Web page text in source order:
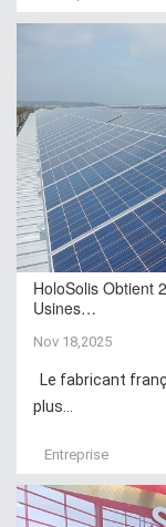
HoloSolis Obtient
Usines…
Nov 18,2025
Le fabricant
plus...
Entreprise